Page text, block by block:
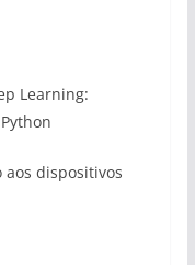
Learning:
aos dispositivos